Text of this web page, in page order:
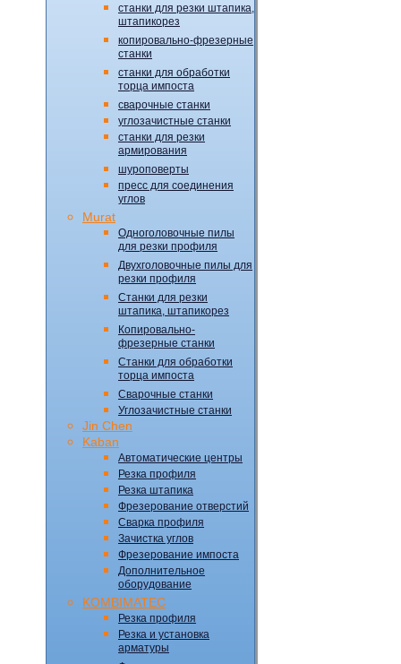
станки для резки штапика,
штапикорез
копировально-фрезерные
станки
станки для обработки
торца импоста
сварочные станки
углозачистные станки
станки для резки
армирования
шуроповерты
пресс для соединения
углов
Murat
Одноголовочные пилы
для резки профиля
Двухголовочные пилы для
резки профиля
Станки для резки
штапика, штапикорез
Копировально-
фрезерные станки
Станки для обработки
торца импоста
Сварочные станки
Углозачистные станки
Jin Chen
Kaban
Автоматические центры
Резка профиля
Резка штапика
Фрезерование отверстий
Сварка профиля
Зачистка углов
Фрезерование импоста
Дополнительное
оборудование
KOMBIMATEC
Резка профиля
Резка и установка
арматуры